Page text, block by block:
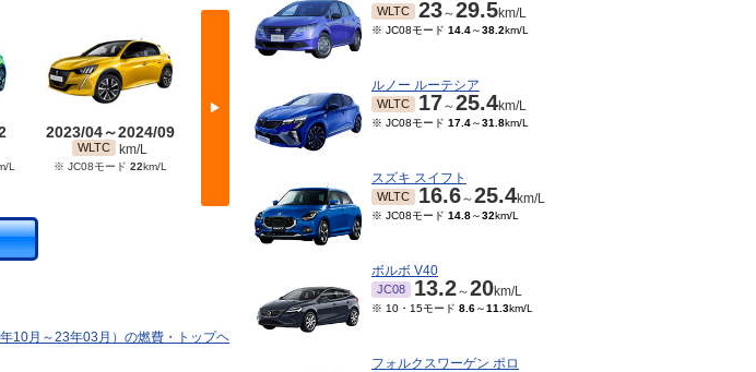
▶
L
2023/04～2024/09
WLTC km/L
※ JC08モード 22km/L
2022/08～2022/09
WLTC km/L
2022/07～2022/07
10月～23年03月）の燃費・トップヘ
WLTC 23～29.5km/L
※ JC08モード 14.4～38.2km/L
ルノー ルーテシア
WLTC 17～25.4km/L
※ JC08モード 17.4～31.8km/L
スズキ スイフト
WLTC 16.6～25.4km/L
※ JC08モード 14.8～32km/L
ボルボ V40
JC08 13.2～20km/L
※ 10・15モード 8.6～11.3km/L
フォルクスワーゲン ポロ